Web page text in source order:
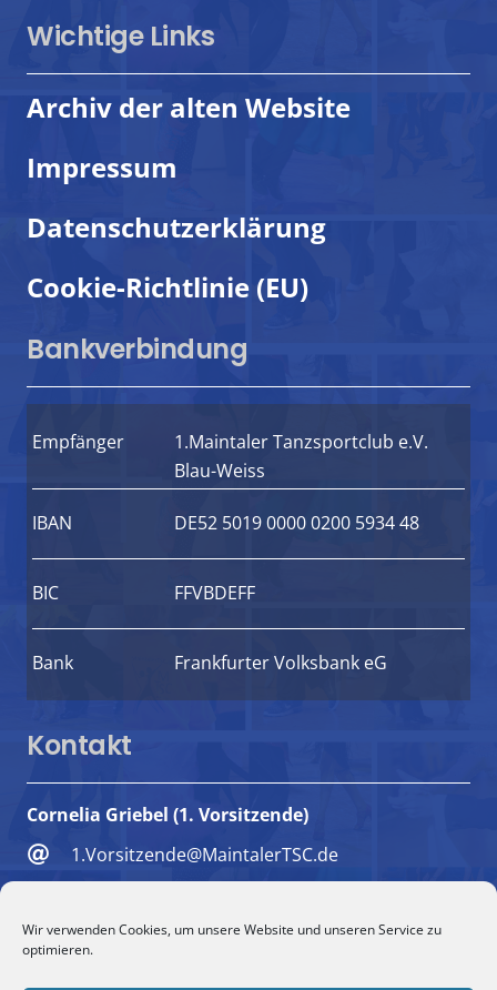
Wir verwenden Cookies, um unsere Website und unseren Service zu
optimieren.
Wichtige Links
Archiv der alten Website
Impressum
Datenschutzerklärung
Cookie-Richtlinie (EU)
Bankverbindung
Empfänger
1.Maintaler Tanzsportclub e.V.
Blau-Weiss
IBAN DE52 5019 0000 0200 5934 48
BIC FFVBDEFF
Bank Frankfurter Volksbank eG
Kontakt
Cornelia Griebel (1. Vorsitzende)
1.Vorsitzende@MaintalerTSC.de
+49 151 5732 1579